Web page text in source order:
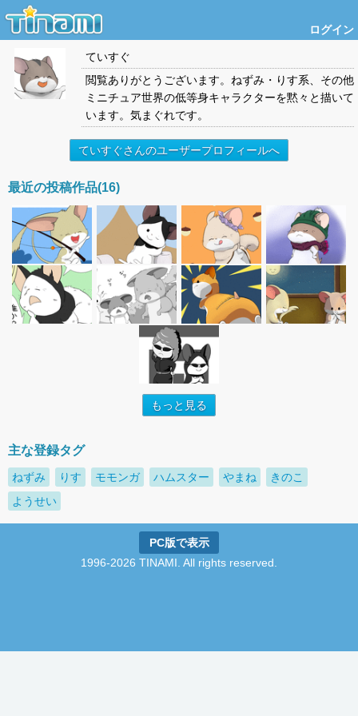
ログイン
ていすぐ
閲覧ありがとうございます。ねずみ・りす系、その他
ミニチュア世界の低等身キャラクターを黙々と描いて
います。気まぐれです。
ていすぐさんのユーザープロフィールへ
最近の投稿作品(16)
もっと見る
主な登録タグ
ねずみ りす モモンガ ハムスター やまね
きのこ
ようせい
PC版で表示
1996-2026 TINAMI. All rights reserved.